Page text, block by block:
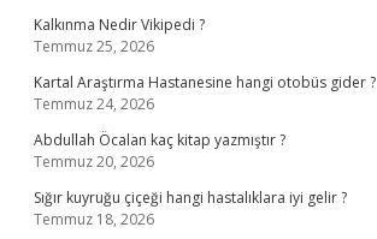
Kalkınma Nedir Vikipedi ?
Temmuz 25, 2026
Kartal Araştırma Hastanesine hangi otobüs gider ?
Temmuz 24, 2026
Abdullah Öcalan kaç kitap yazmıştır ?
Temmuz 20, 2026
Sığır kuyruğu çiçeği hangi hastalıklara iyi gelir ?
Temmuz 18, 2026